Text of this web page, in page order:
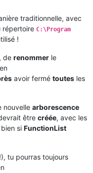
traditionnelle, avec
répertoire C:\Program
!
de renommer le
en
avoir fermé toutes les
nouvelle arborescence
être créée, avec les
si FunctionList
!), tu pourras toujours